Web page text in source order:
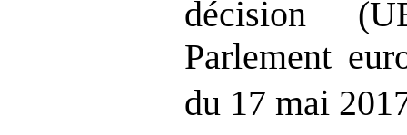
décision
Parlement
du 17 mai